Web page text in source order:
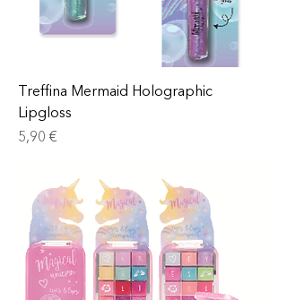
Treffina Mermaid Holographic
Lipgloss
Prix
5,90 €